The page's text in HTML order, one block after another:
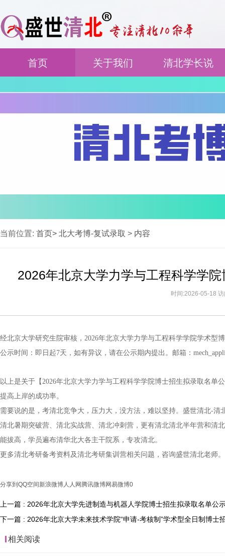
首页 关于我们 清北学长说
当前位置: 首页> 北大考博-复试录取 > 内容
2026年北京大学力学与工程科学学
时间:2026-05-18
经北京大学研究生院审核，2026年北京大学力学与工程科学学院学术型
公示时间：即日起7天，如有异议，请在公示期内提出。邮箱：
以上是关于【2026年北京大学力学与工程科学学院博士招生拟录取名
提高上岸的成功率。
需要说的是，考清北竞争大，压力大，没方法，难以坚持。盛世清北-
清北暑期突破营、清北实战营、清北冲刺营，更有清北清北半年营和清
能拔高，学员遍布清华北大各主干院系，专攻清北。
更多清北考研备考资料及清北考研集训营相关问题，咨询盛世清北老师。
分享到 QQ空间 新浪微博人人网 腾讯微博网易微博0
上一篇 : 2026年北京大学先进制造与机器人学院博士招生拟录取名单公
下一篇 : 2026年北京大学未来技术学院“申请-考核制”学术型全日制博士
相关阅读